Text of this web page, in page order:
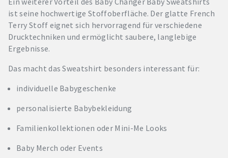
ist seine hochwertige Stoffoberfläche. Der glatte French
Terry Stoff eignet sich hervorragend für verschiedene
Drucktechniken und ermöglicht saubere, langlebige
Ergebnisse.
Das macht das Sweatshirt besonders interessant für:
individuelle Babygeschenke
personalisierte Babybekleidung
Familienkollektionen oder Mini-Me Looks
Baby Merch oder Events